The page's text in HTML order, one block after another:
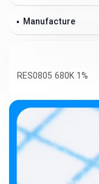
Manufacture
RES0805 680K 1%